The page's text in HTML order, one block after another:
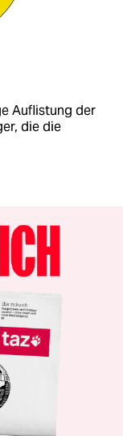
Auflistung der
die die